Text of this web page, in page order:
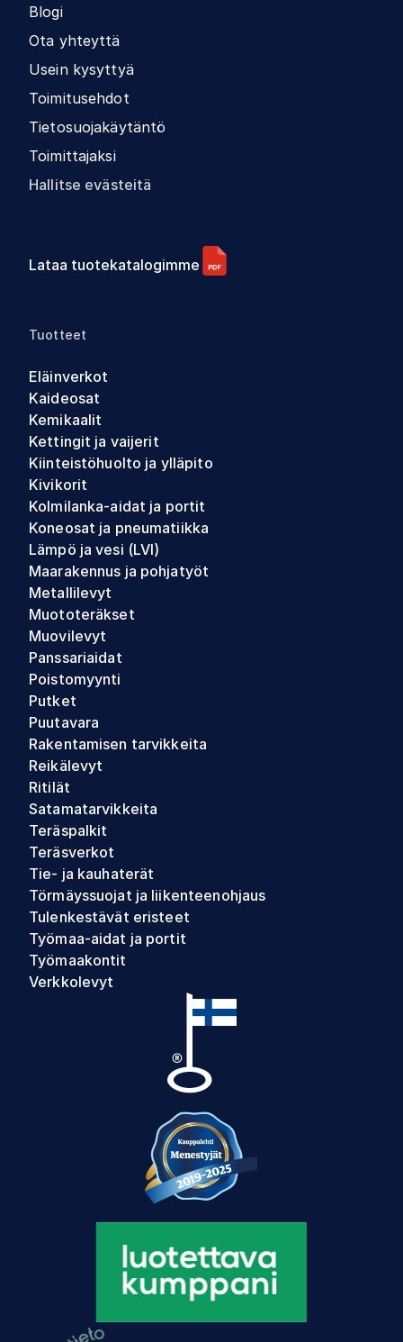
Blogi
Ota yhteyttä
Usein kysyttyä
Toimitusehdot
Tietosuojakäytäntö
Toimittajaksi
Hallitse evästeitä
Lataa tuotekatalogimme
Tuotteet
Eläinverkot
Kaideosat
Kemikaalit
Kettingit ja vaijerit
Kiinteistöhuolto ja ylläpito
Kivikorit
Kolmilanka-aidat ja portit
Koneosat ja pneumatiikka
Lämpö ja vesi (LVI)
Maarakennus ja pohjatyöt
Metallilevyt
Muototeräkset
Muovilevyt
Panssariaidat
Poistomyynti
Putket
Puutavara
Rakentamisen tarvikkeita
Reikälevyt
Ritilät
Satamatarvikkeita
Teräspalkit
Teräsverkot
Tie- ja kauhaterät
Törmäyssuojat ja liikenteenohjaus
Tulenkestävät eristeet
Työmaa-aidat ja portit
Työmaakontit
Verkkolevyt